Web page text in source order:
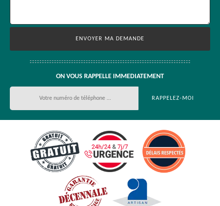
ON VOUS RAPPELLE IMMEDIATEMENT